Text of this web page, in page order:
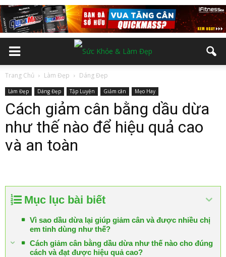
Trang Chủ Làm Đẹp Dáng Đẹp
Làm Đẹp Dáng Đẹp Tập Luyện Giảm cân Mẹo Hay
Cách giảm cân bằng dầu dừa
như thế nào để hiệu quả cao
và an toàn
Mục lục bài biết
Vì sao dầu dừa lại giúp giảm cân và được nhiều chị
em tinh dùng như thế?
Cách giảm cân bằng dầu dừa như thế nào cho đúng
cách và đạt được hiệu quả cao?